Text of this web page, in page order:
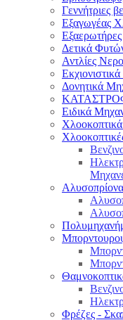
Γεννήτριες
Εξαγωγέας
Δετικά
Αντλίες
Δονητικά
Ειδικά
Αλυσοπρίονα
Φρέζες -